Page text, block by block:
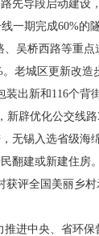
先导段启动建设
一期完成60%的
吴桥西路等重
老城区更新改造
出新和116个背
辟优化公交线
无锡入选省级海
翻建或新建住房
评全国美丽乡
进中央、省环